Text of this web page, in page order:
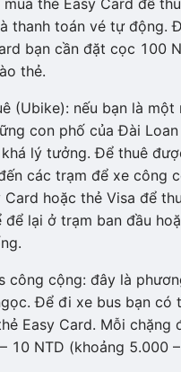
thanh toán vé tự động.
bạn cần đặt cọc 100
thẻ.
(Ubike): nếu bạn là
con phố của Đài
lý tưởng. Để thuê
các trạm để xe công
hoặc thẻ Visa để
lại ở trạm ban đầu
công cộng: đây là
Để đi xe bus bạn có
Easy Card. Mỗi chặng
10 NTD (khoảng 5.000